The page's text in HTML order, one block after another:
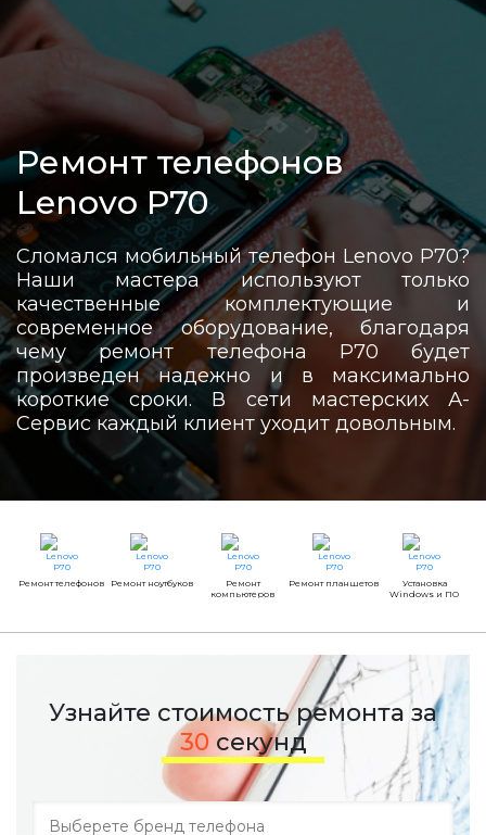
Ремонт телефонов
Lenovo P70
Сломался мобильный телефон Lenovo P70?
Наши мастера используют только
качественные комплектующие и
современное оборудование, благодаря
чему ремонт телефона P70 будет
произведен надежно и в максимально
короткие сроки. В сети мастерских А-
Сервис каждый клиент уходит довольным.
Ремонт телефонов Ремонт ноутбуков
Ремонт
компьютеров
Ремонт планшетов
Установка
Windows и ПО
Узнайте стоимость ремонта за
30 секунд